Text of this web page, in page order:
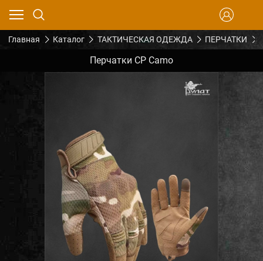
Главная Каталог ТАКТИЧЕСКАЯ ОДЕЖДА ПЕРЧАТКИ
Перчатки CP Camo